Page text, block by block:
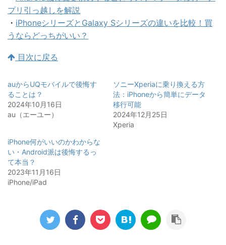
プリ引っ越しを解説
・ iPhoneシリーズとGalaxy Sシリーズの違いを比較！買
うならどっちがいい？
目次に戻る
auからUQモバイルで後悔す
ることは？
2024年10月16日
au（エーユー）
ソニーXperiaに乗り換える方
法：iPhoneから簡単にデータ
移行可能
2024年12月25日
Xperia
iPhone何がいいのかわからな
い・Android派は後悔するっ
て本当？
2023年11月16日
iPhone/iPad